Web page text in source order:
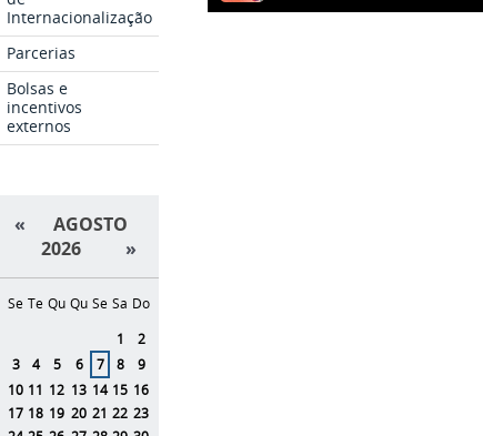
Internacionalização
Parcerias
Bolsas e
incentivos
externos
«
AGOSTO
2026
»
Se Te Qu Qu Se Sa Do
1
2
3
4 5 6 7 8
9
10 11 12 13 14 15 16
17 18 19 20 21 22 23